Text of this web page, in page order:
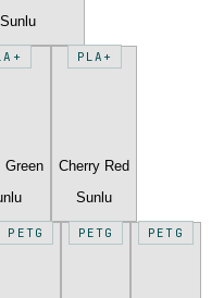
Sunlu
Green
PLA+
Cherry Red
Sunlu
PETG PETG PETG